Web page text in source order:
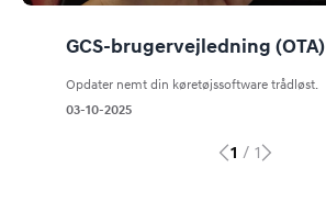
GCS-brugervejledning (OTA)
Opdater nemt din køretøjssoftware trådløst.
03-10-2025
1 / 1